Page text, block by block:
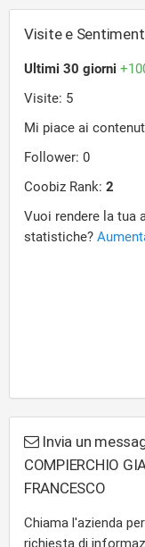
Visite e Sentiment
Invia un
COMPIERCHIO
FRANCESCO
Chiama l'azienda
richiesta di